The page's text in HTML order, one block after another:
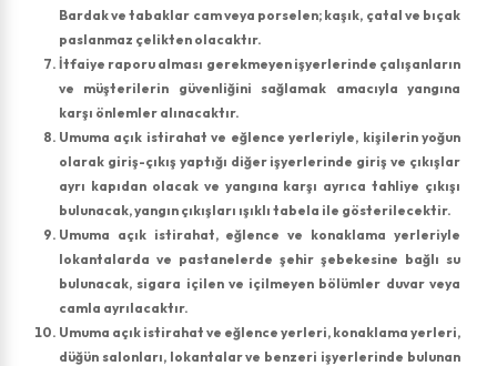
Bardak ve tabaklar cam veya porselen; kaşık, çatal ve bıçak
paslanmaz çelikten olacaktır.
İtfaiye raporu alması gerekmeyen işyerlerinde çalışanların
ve müşterilerin güvenliğini sağlamak amacıyla yangına
karşı önlemler alınacaktır.
Umuma açık istirahat ve eğlence yerleriyle, kişilerin yoğun
olarak giriş-çıkış yaptığı diğer işyerlerinde giriş ve çıkışlar
ayrı kapıdan olacak ve yangına karşı ayrıca tahliye çıkışı
bulunacak, yangın çıkışları ışıklı tabela ile gösterilecektir.
Umuma açık istirahat, eğlence ve konaklama yerleriyle
lokantalarda ve pastanelerde şehir şebekesine bağlı su
bulunacak, sigara içilen ve içilmeyen bölümler duvar veya
camla ayrılacaktır.
Umuma açık istirahat ve eğlence yerleri, konaklama yerleri,
düğün salonları, lokantalar ve benzeri işyerlerinde bulunan